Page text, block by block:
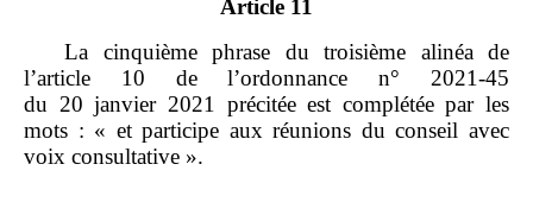
Article 11
La cinquième phrase du troisième alinéa de
l’article 10 de l’ordonnance n° 2021‑45
du 20 janvier 2021 précitée est complétée par les
mots : « et participe aux réunions du conseil avec
voix consultative ».